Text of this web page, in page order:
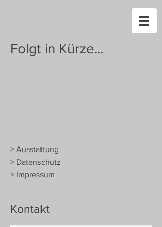
Folgt in Kürze...
> Ausstattung
> Datenschutz
> Impressum
Kontakt